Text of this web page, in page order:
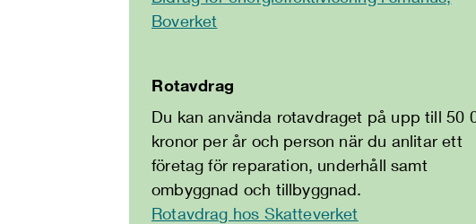
Boverket
Rotavdrag
Du kan använda rotavdraget på upp till 50
kronor per år och person när du anlitar ett
företag för reparation, underhåll samt
ombyggnad och tillbyggnad.
Rotavdrag hos Skatteverket